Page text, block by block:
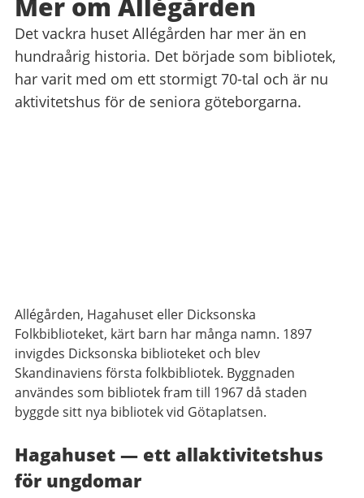
Mer om Allégården
Det vackra huset Allégården har mer än en
hundraårig historia. Det började som bibliotek,
har varit med om ett stormigt 70-tal och är nu
aktivitetshus för de seniora göteborgarna.
Allégården, Hagahuset eller Dicksonska
Folkbiblioteket, kärt barn har många namn. 1897
invigdes Dicksonska biblioteket och blev
Skandinaviens första folkbibliotek. Byggnaden
användes som bibliotek fram till 1967 då staden
byggde sitt nya bibliotek vid Götaplatsen.
Hagahuset — ett allaktivitetshus
för ungdomar